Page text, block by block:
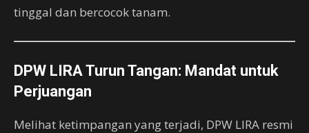
tinggal dan bercocok tanam.
DPW LIRA Turun Tangan: Mandat untuk
Perjuangan
Melihat ketimpangan yang terjadi, DPW LIRA resmi